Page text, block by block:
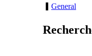
General